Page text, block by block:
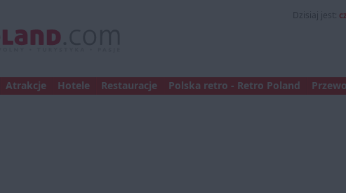
Dzisiaj jest:
Atrakcje Hotele Restauracje Polska retro - Retro Poland